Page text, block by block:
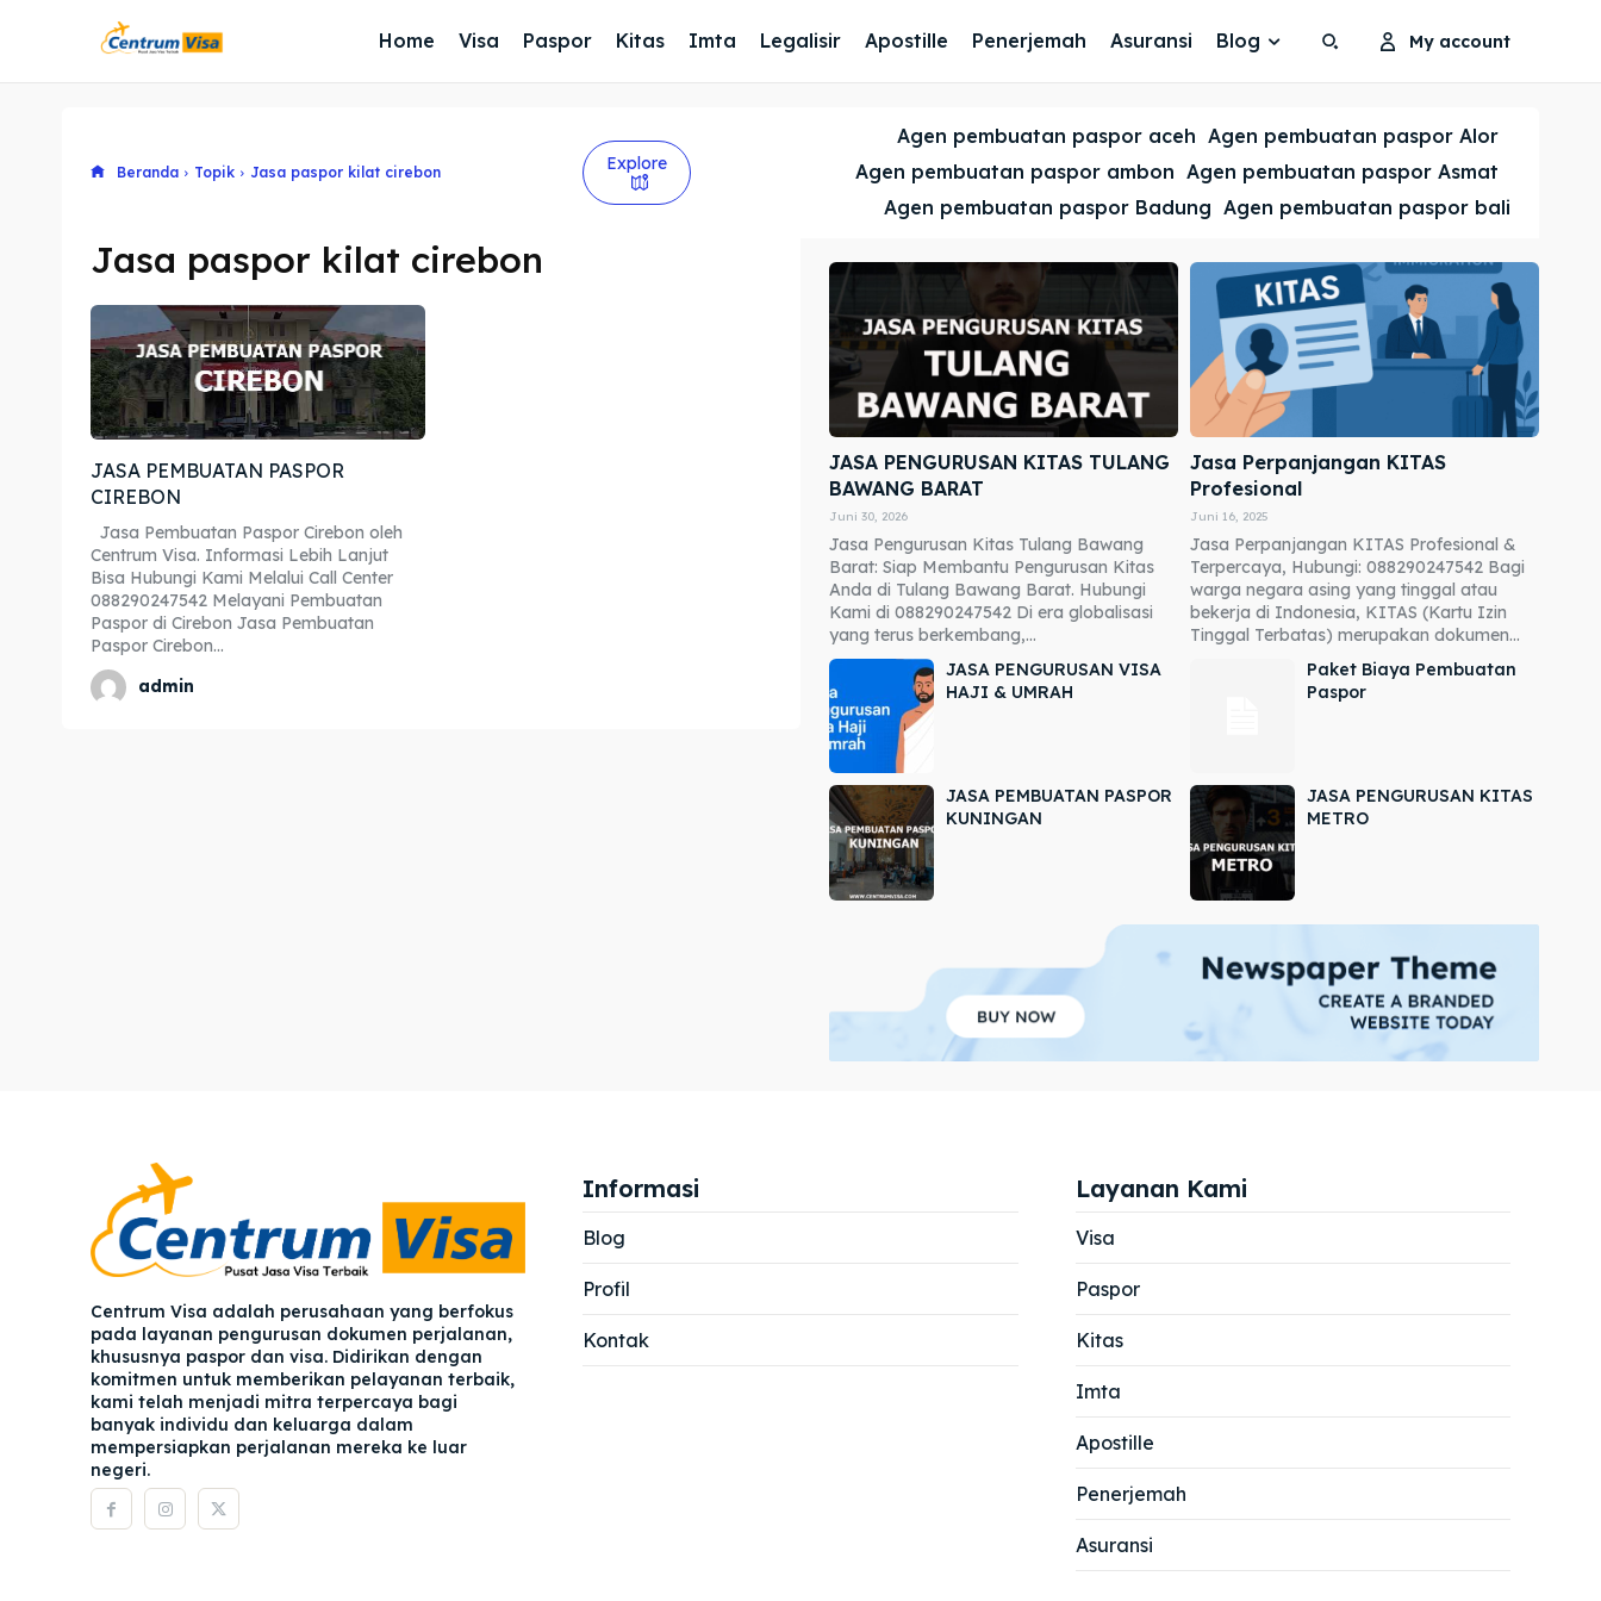
Explore our destinations
Blog
Cari
Explore our destinations
Blog
Cari
Home Visa Paspor Kitas Imta Legalisir Apostille Penerjemah Asuransi Blog My account
Beranda Topik Jasa paspor kilat cirebon Explore
Agen pembuatan paspor aceh Agen pembuatan paspor Alor
Agen pembuatan paspor ambon Agen pembuatan paspor Asmat
Agen pembuatan paspor Badung Agen pembuatan paspor bali
Jasa paspor kilat cirebon
JASA PEMBUATAN PASPOR
CIREBON
Centrum Visa. Informasi Lebih Lanjut
Bisa Hubungi Kami Melalui Call Center
088290247542 Melayani Pembuatan
Paspor di Cirebon Jasa Pembuatan
Paspor Cirebon...
admin
JASA PENGURUSAN KITAS TULANG
BAWANG BARAT
Juni 30, 2026
Jasa Pengurusan Kitas Tulang Bawang
Barat: Siap Membantu Pengurusan Kitas
Anda di Tulang Bawang Barat. Hubungi
Kami di 088290247542 Di era globalisasi
yang terus berkembang,...
Jasa Perpanjangan KITAS
Profesional
Juni 16, 2025
Jasa Perpanjangan KITAS Profesional &
Terpercaya, Hubungi: 088290247542 Bagi
warga negara asing yang tinggal atau
bekerja di Indonesia, KITAS (Kartu Izin
Tinggal Terbatas) merupakan dokumen...
JASA PENGURUSAN VISA
HAJI & UMRAH
Paket Biaya Pembuatan
Paspor
JASA PEMBUATAN PASPOR
KUNINGAN
JASA PENGURUSAN KITAS
METRO
Centrum Visa adalah perusahaan yang berfokus
pada layanan pengurusan dokumen perjalanan,
khususnya paspor dan visa. Didirikan dengan
komitmen untuk memberikan pelayanan terbaik,
kami telah menjadi mitra terpercaya bagi
banyak individu dan keluarga dalam
mempersiapkan perjalanan mereka ke luar
negeri.
Informasi
Blog
Profil
Kontak
Layanan Kami
Visa
Paspor
Kitas
Imta
Apostille
Penerjemah
Asuransi